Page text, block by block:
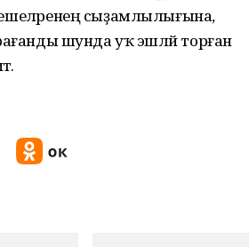
сыҙамлылығына,
шунда уҡ эшләй торған